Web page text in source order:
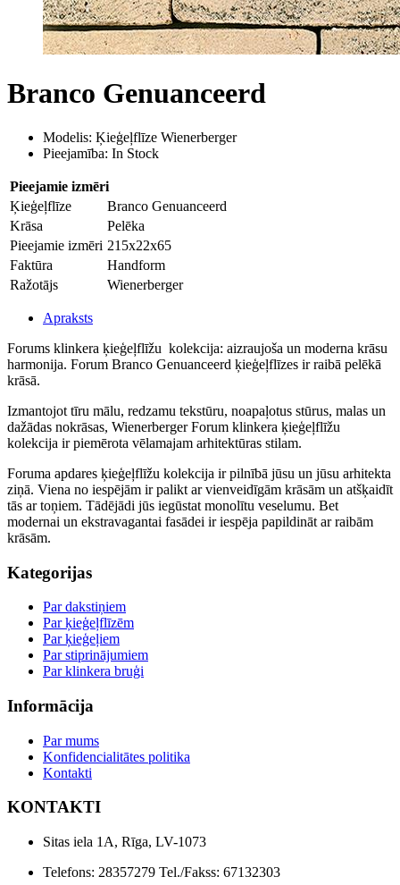
Branco Genuanceerd
Modelis: Ķieģeļflīze Wienerberger
Pieejamība: In Stock
Pieejamie izmēri
Ķieģeļflīze
Branco Genuanceerd
Krāsa
Pelēka
Pieejamie izmēri 215x22x65
Faktūra
Handform
Ražotājs
Wienerberger
Apraksts
Forums klinkera ķieģeļflīžu kolekcija: aizraujoša un moderna krāsu
harmonija. Forum Branco Genuanceerd ķieģeļflīzes ir raibā pelēkā
krāsā.
Izmantojot tīru mālu, redzamu tekstūru, noapaļotus stūrus, malas un
dažādas nokrāsas, Wienerberger Forum klinkera ķieģeļflīžu
kolekcija ir piemērota vēlamajam arhitektūras stilam.
Foruma apdares ķieģeļflīžu kolekcija ir pilnībā jūsu un jūsu arhitekta
ziņā. Viena no iespējām ir palikt ar vienveidīgām krāsām un atšķaidīt
tās ar toņiem. Tādējādi jūs iegūstat monolītu veselumu. Bet
modernai un ekstravagantai fasādei ir iespēja papildināt ar raibām
krāsām.
Kategorijas
Par dakstiņiem
Par ķieģeļflīzēm
Par ķieģeļiem
Par stiprinājumiem
Par klinkera bruģi
Informācija
Par mums
Konfidencialitātes politika
Kontakti
KONTAKTI
Sitas iela 1A, Rīga, LV-1073
Telefons: 28357279 Tel./Fakss: 67132303